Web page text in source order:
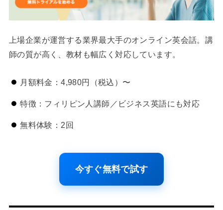
上場企業が運営する業界最大手のオンライン英会話。講
師の質が高く、教材も幅広く対応しています。
月額料金：4,980円（税込）〜
特徴：フィリピン人講師／ビジネス英語にも対応
無料体験：2回
今すぐ無料で試す